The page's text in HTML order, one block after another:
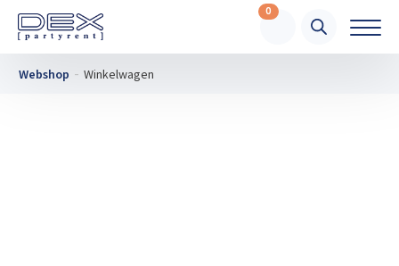
0
Webshop Winkelwagen